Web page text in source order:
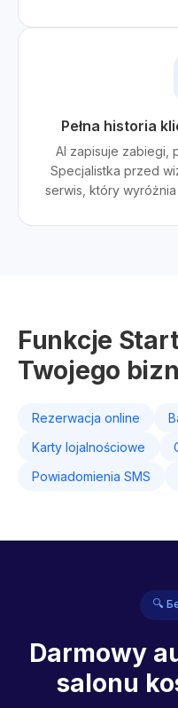
Pełna historia
AI zapisuje zabiegi,
Specjalistka przed
serwis, który
Funkcje
Twojego
Rezerwacja online
Karty lojalnościowe
Powiadomienia SMS
🔍
Darmowy
salonu